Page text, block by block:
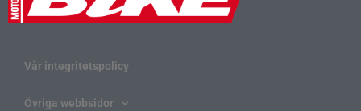
Vår integritetspolicy
Övriga webbsidor